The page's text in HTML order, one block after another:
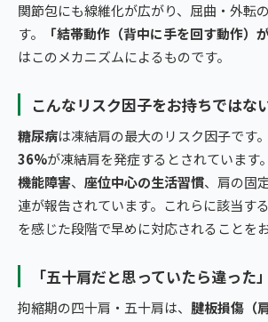
関節包にも線維化が広がり、屈曲・外転
す。
「結帯動作（背中に手を回す動作）
はこのメカニズムによるものです。
こんなリスク因子をお持ちではな
糖尿病は凍結肩の最大のリスク因子です
36%が凍結肩を発症するとされています
機能障害、 座位中心の生活習慣、肩の固
連が報告されています。これらに該当す
を感じた段階で早めに対応されることを
「五十肩だと思っていたら違った
拘縮期の四十肩・五十肩は、 腱板損傷（